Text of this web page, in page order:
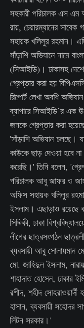
সহকারী পরিচালক এস এম
রায়, চেয়ারম্যানের
সহায়ক খলিলুর রহমান।
সাঁড়াশি অভিযানে নামে
(সিআইডি)। ঢাকাসহ
গ্রেপ্তার করা হয়
রিপোর্ট লেখা অবধি
ব্যাপারে সিআইডি’র এক
জনকে গ্রেপ্তার করা
'সাঁড়াশি অভিযান চলছে।
কাউকে ছাড় দেওয়া হবে
করেছি।' তিনি বলেন,
পরিচালক আবু জাফর ও
অফিস সহায়ক খলিলুর
ইসলাম। এছাড়াও রয়েছে
সিদ্দিকী, ঢাকা
লীগের ছাত্রসংগঠন
ব্যবসায়ী আবু সোলায়মান
মো. জাহিদুল ইসলাম,
শাহাদাত হোসেন, ঢাকার
রশীদ, শহীদ সোহরাওয়ার্দী
হাসান, ব্যবসায়ী সহোদর
লিটন সরকার।'